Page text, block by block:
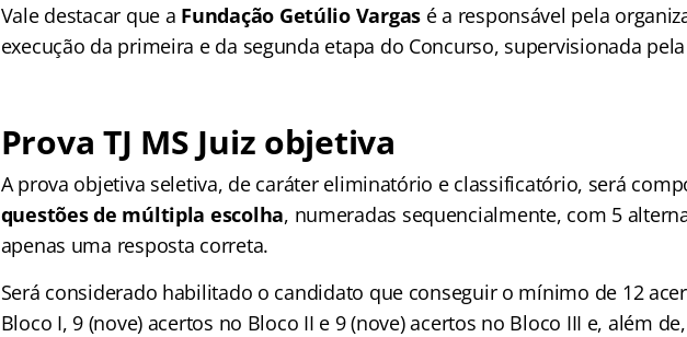
Vale destacar que a Fundação Getúlio Vargas é a responsável pela
execução da primeira e da segunda etapa do Concurso, supervisionada
Prova TJ MS Juiz objetiva
A prova objetiva seletiva, de caráter eliminatório e classificatório, será
questões de múltipla escolha, numeradas sequencialmente, com 5
apenas uma resposta correta.
Será considerado habilitado o candidato que conseguir o mínimo de 12
Bloco I, 9 (nove) acertos no Bloco II e 9 (nove) acertos no Bloco III e, além